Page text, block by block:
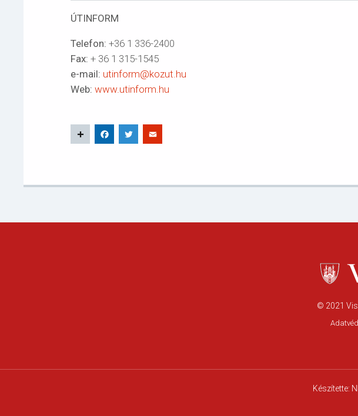
ÚTINFORM
Telefon: +36 1 336-2400
Fax: + 36 1 315-1545
e-mail: utinform@kozut.hu
Web: www.utinform.hu
Share Facebook
Twitter
© 2021
Készítette: